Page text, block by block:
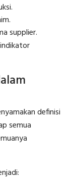
supplier.
definisi
semua